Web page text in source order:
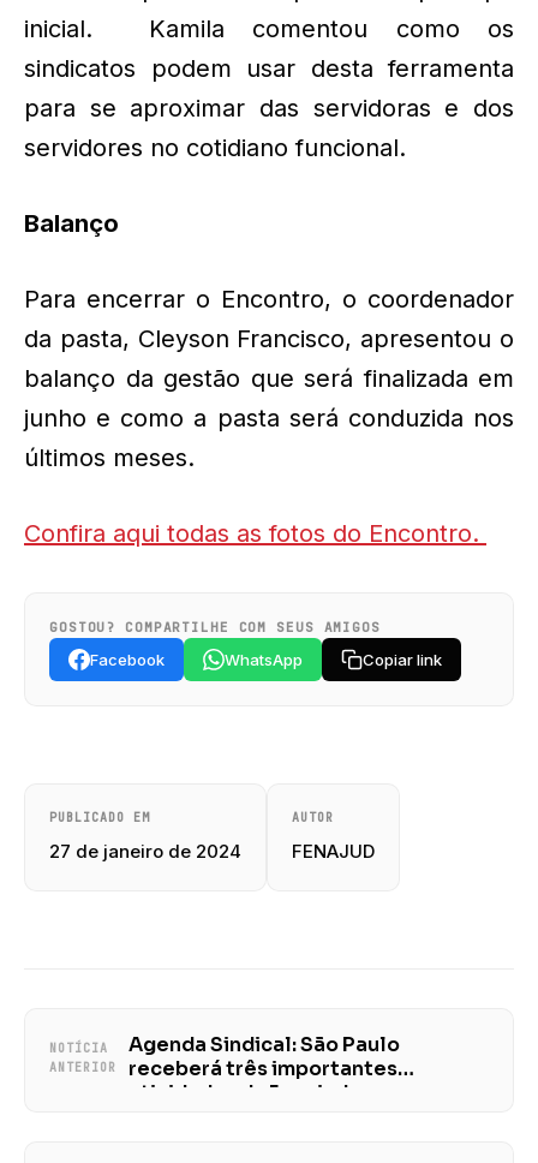
inicial. Kamila comentou como os
sindicatos podem usar desta ferramenta
para se aproximar das servidoras e dos
servidores no cotidiano funcional.
Balanço
Para encerrar o Encontro, o coordenador
da pasta, Cleyson Francisco, apresentou o
balanço da gestão que será finalizada em
junho e como a pasta será conduzida nos
últimos meses.
Confira aqui todas as fotos do Encontro.
GOSTOU? COMPARTILHE COM SEUS AMIGOS
Facebook WhatsApp Copiar link
PUBLICADO EM
27 de janeiro de 2024
AUTOR
FENAJUD
NOTÍCIA
ANTERIOR
Agenda Sindical: São Paulo
receberá três importantes
atividades da Fenajud